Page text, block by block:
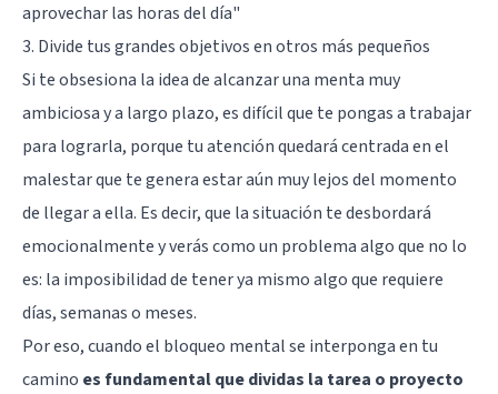
aprovechar las horas del día"
3. Divide tus grandes objetivos en otros más pequeños
Si te obsesiona la idea de alcanzar una menta muy
ambiciosa y a largo plazo, es difícil que te pongas a trabajar
para lograrla, porque tu atención quedará centrada en el
malestar que te genera estar aún muy lejos del momento
de llegar a ella. Es decir, que la situación te desbordará
emocionalmente y verás como un problema algo que no lo
es: la imposibilidad de tener ya mismo algo que requiere
días, semanas o meses.
Por eso, cuando el bloqueo mental se interponga en tu
camino es fundamental que dividas la tarea o proyecto